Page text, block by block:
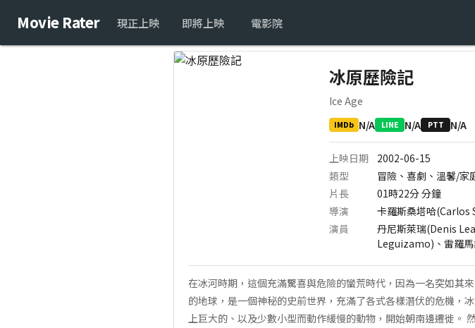
Movie Rater 現正上映 即將上映 電影院
冰原歷險記
Ice Age
IMDb N/A LINE N/A PTT N/A
上映日期
2002-06-15
類型
冒險、喜劇、溫馨/家
片長
01時22分分鐘
導演
卡羅斯桑塔哈(Carlos
演員
丹尼斯萊瑞(Denis
Leguizamo)、雷羅
在冰河時期，這個充滿驚喜與危險的蠻荒時代，因為一名突如其
的地球，是一個神秘的史前世界，充滿了各式各樣潛伏的危機，
上巨大的、以及少數小型而動作緩慢的動物，開始朝南邊遷徙。